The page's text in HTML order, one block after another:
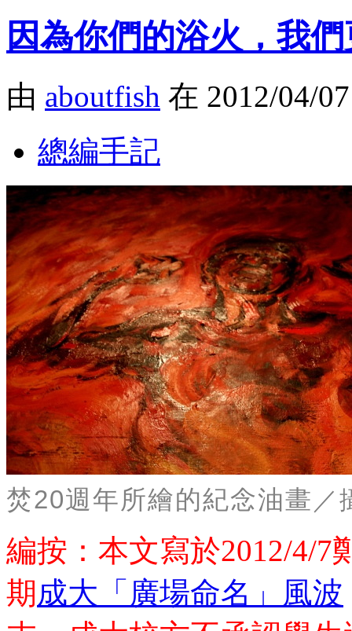
因為你們的浴火，我
由 aboutfish 在 2012/04/
總編手記
焚20週年所繪的紀念油畫 ／
編按：本文寫於2012/4/7
期成大「廣場命名」風波